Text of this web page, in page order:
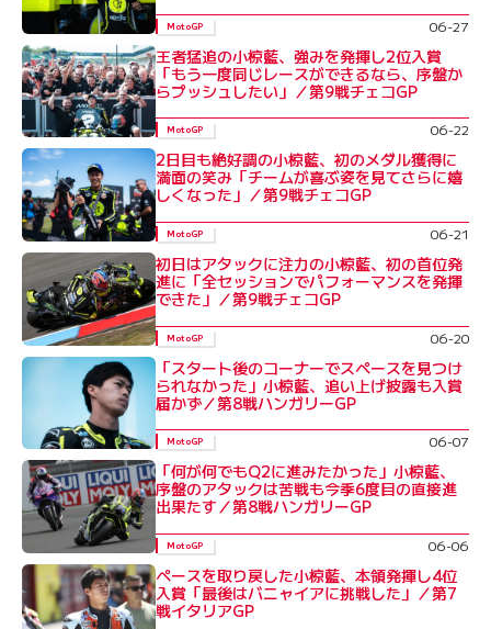
MotoGP 06-27
王者猛追の小椋藍、強みを発揮し2位入賞
「もう一度同じレースができるなら、序盤か
らプッシュしたい」／第9戦チェコGP
MotoGP 06-22
2日目も絶好調の小椋藍、初のメダル獲得に
満面の笑み「チームが喜ぶ姿を見てさらに嬉
しくなった」／第9戦チェコGP
MotoGP 06-21
初日はアタックに注力の小椋藍、初の首位発
進に「全セッションでパフォーマンスを発揮
できた」／第9戦チェコGP
MotoGP 06-20
「スタート後のコーナーでスペースを見つけ
られなかった」小椋藍、追い上げ披露も入賞
届かず／第8戦ハンガリーGP
MotoGP 06-07
「何が何でもQ2に進みたかった」小椋藍、
序盤のアタックは苦戦も今季6度目の直接進
出果たす／第8戦ハンガリーGP
MotoGP 06-06
ペースを取り戻した小椋藍、本領発揮し4位
入賞「最後はバニャイアに挑戦した」／第7
戦イタリアGP